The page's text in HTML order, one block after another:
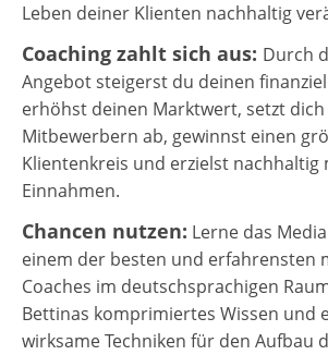
Leben deiner Klienten nachhaltig
Coaching zahlt sich aus: Durch
Angebot steigerst du deinen
erhöhst deinen Marktwert, setzt
Mitbewerbern ab, gewinnst einen
Klientenkreis und erzielst nachhaltig
Einnahmen.
Chancen nutzen: Lerne das
einem der besten und erfahrensten
Coaches im deutschsprachigen
Bettinas komprimiertes Wissen und
wirksame Techniken für den Aufbau